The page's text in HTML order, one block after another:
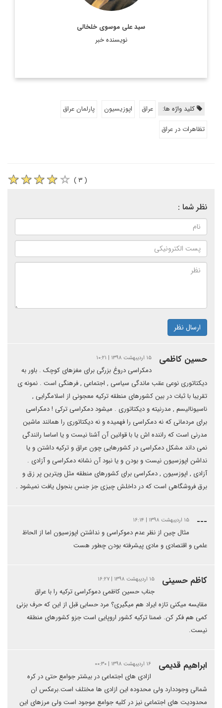
سید علی موسوی خلخالی
نویسنده خبر
کلید واژه ها: عراق اپوزیسیون
پارلمان عراق
تظاهرات در عراق
( ۳ )
نظر شما :
ارسال نظر
حسین کاظمی ۱۵ اردیبهشت ۱۳۹۸ | ۱۰:۲۱
دمکراسی دروغ بزرگی برای مغزهای کوچک . باور به
دیکتاتوری نوعی عقب ماندگی سیاسی , اجتماعی , فرهنگی است . نمونه ی
تقریبا با ثبات در بین کشورهای منطقه ترکیه معجونی از اسلامگرایی ,
ناسیونالیسم , مدرنیته و دیکتاتوری . میشود دمکراسی ترکی ! دمکراسی
برای مردمانی که نه دمکراسی را فهمیده و نه دیکتاتوری را همانند ماشین
مدرنی است که راننده اش یا با قوانین آن آشنا نیست و یا اساسا رانندگی
نمی داند مشکل دمکراسی در کشورهایی چون عراق و ترکیه داشتن و یا
نداشن اپوزسیون نیست و بودن و یا نبود آن نشانه دمکراسی و آزادی .
آزادی , اپوزسیون , دمکراسی برای کشورهای منطقه مثل ویترین پر زق و
برق فروشگاهی است که در داخلش چیزی جز جنس بنجول یافت نمیشود .
--- ۱۵ اردیبهشت ۱۳۹۸ | ۱۶:۱۴
مثال چین از نظر عدم دموکراسی و نداشتن اپوزسیون اما از الحاظ
علمی و اقتصادی و مادی پیشرفته بودن چطور هست
کاظم حسینی ۱۵ اردیبهشت ۱۳۹۸ | ۱۶:۲۷
جناب حسین کاظمی دموکراسی ترکیه را با عراق
مقایسه میکنی تازه ایراد هم میگیری؟ مرد حسابی قبل از این که حرف بزنی
کمی هم فکر کن. ضمنا ترکیه کشور اروپایی است جزو کشورهای منطقه
نیست.
ابراهیم قدیمی ۱۶ اردیبهشت ۱۳۹۸ | ۰۰:۳۰
ازادی های اجتماعی در بیشتر جوامع حتی در کره
شمالی وجوددارد ولی محدوده این ازادی ها مختلف است.برعکس ان
محدودیت های اجتماعی نیز در کلیه جوامع موجود است ولی مرزهای این